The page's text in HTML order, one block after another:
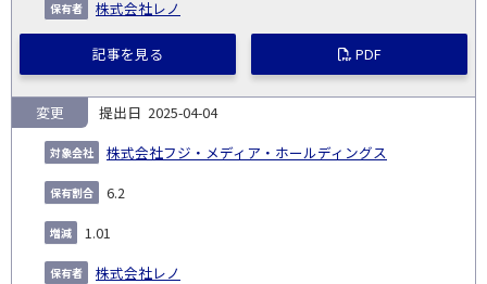
株式会社レノ
記事を見る PDF
2025-04-04
株式会社フジ・メディア・ホールディングス
変更
6.2
1.01
株式会社レノ